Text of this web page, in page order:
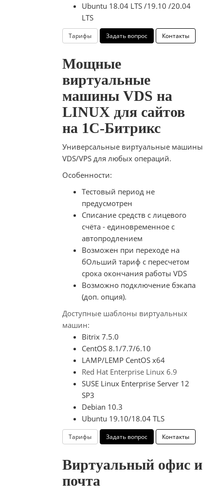
Ubuntu 18.04 LTS /19.10 /20.04
LTS
Тарифы Задать вопрос Контакты
Мощные
виртуальные
машины VDS на
LINUX для сайтов
на 1С-Битрикс
Универсальные виртуальные машины
VDS/VPS для любых операций.
Особенности:
Тестовый период не
предусмотрен
Списание средств с лицевого
счёта - единовременное с
автопродлением
Возможен при переходе на
бОльший тариф с пересчетом
срока окончания работы VDS
Возможно подключение бэкапа
(доп. опция).
Доступные шаблоны виртуальных
машин:
Bitrix 7.5.0
CentOS 8.1/7.7/6.10
LAMP/LEMP CentOS x64
Red Hat Enterprise Linux 6.9
SUSE Linux Enterprise Server 12
SP3
Debian 10.3
Ubuntu 19.10/18.04 TLS
Тарифы Задать вопрос Контакты
Виртуальный офис и
почта